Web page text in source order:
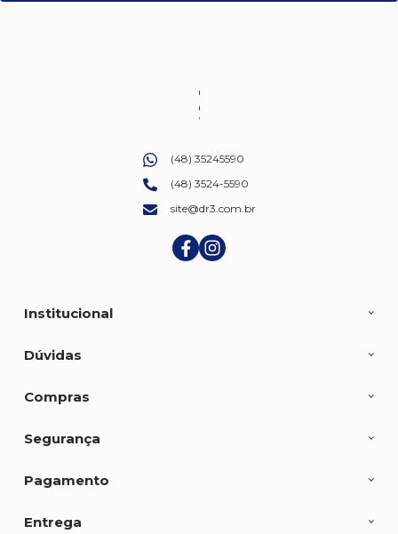
(48) 35245590
(48) 3524-5590
site@dr3.com.br
Institucional
Dúvidas
Compras
Segurança
Pagamento
Entrega